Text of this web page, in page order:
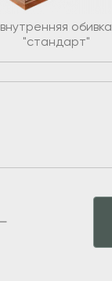
внутренняя обивка
"стандарт"